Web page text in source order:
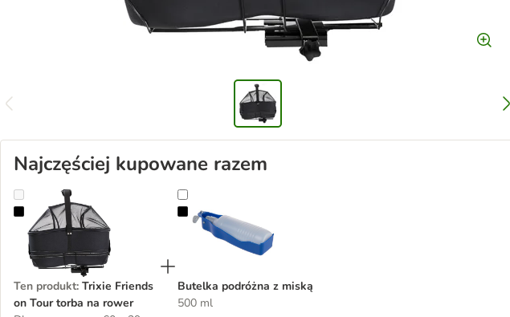
Najczęściej kupowane razem
Trixie Friends on Tour torba na rower
Ten produkt: Trixie Friends
on Tour torba na rower
Butelka podróżna z miską
Butelka podróżna z miską
500 ml